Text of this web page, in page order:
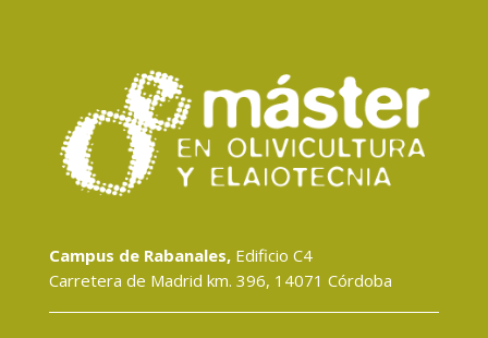
Campus de Rabanales,Edificio C4
Carretera de Madrid km. 396, 14071 Córdoba